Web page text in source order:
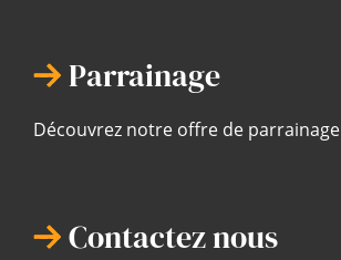
Parrainage
Découvrez notre offre de parrainage
Contactez nous